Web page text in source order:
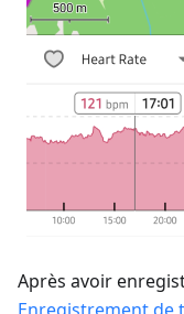
Après avoir
Enregistrement de